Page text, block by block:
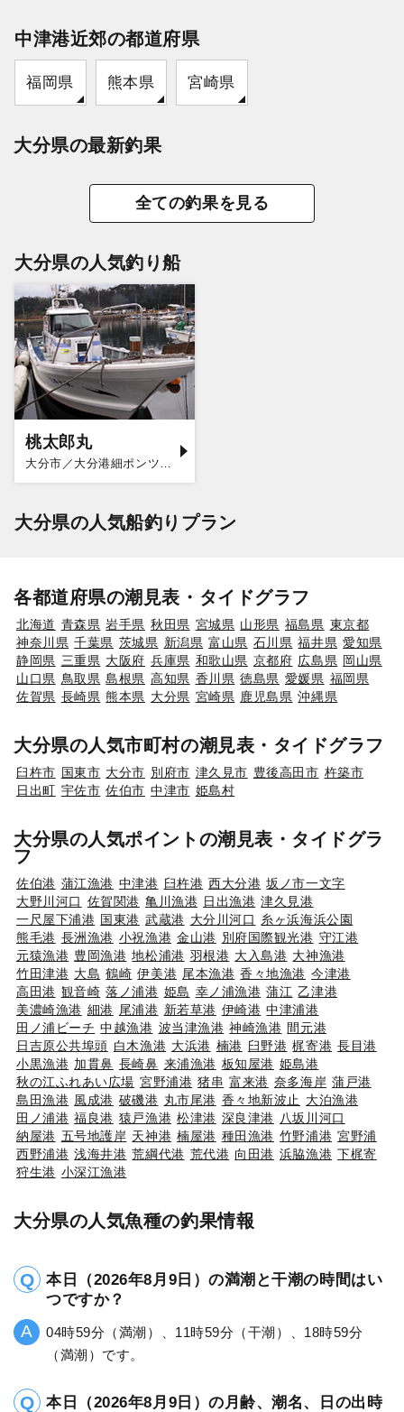
中津港近郊の都道府県
福岡県 熊本県 宮崎県
大分県の最新釣果
全ての釣果を見る
大分県の人気釣り船
桃太郎丸
大分県の人気船釣りプラン
各都道府県の潮見表・タイドグラフ
北海道 青森県 岩手県 秋田県 宮城県 山形県 福島県 東京都
神奈川県 千葉県 茨城県 新潟県 富山県 石川県 福井県 愛知県
静岡県 三重県 大阪府 兵庫県 和歌山県 京都府 広島県 岡山県
山口県 鳥取県 島根県 高知県 香川県 徳島県 愛媛県 福岡県
佐賀県 長崎県 熊本県 大分県 宮崎県 鹿児島県 沖縄県
大分県の人気市町村の潮見表・タイドグラフ
臼杵市 国東市 大分市 別府市 津久見市 豊後高田市 杵築市
日出町 宇佐市 佐伯市 中津市 姫島村
大分県の人気ポイントの潮見表・タイドグラ
フ
佐伯港 蒲江漁港 中津港 臼杵港 西大分港 坂ノ市一文字
大野川河口 佐賀関港 亀川漁港 日出漁港 津久見港
一尺屋下浦港 国東港 武蔵港 大分川河口 糸ヶ浜海浜公園
熊毛港 長洲漁港 小祝漁港 金山港 別府国際観光港 守江港
元猿漁港 豊岡漁港 地松浦港 羽根港 大入島港 大神漁港
竹田津港 大島 鶴崎 伊美港 尾本漁港 香々地漁港 今津港
高田港 観音崎 落ノ浦港 姫島 幸ノ浦漁港 蒲江 乙津港
美濃崎漁港 細港 尾浦港 新若草港 伊崎港 中津浦港
田ノ浦ビーチ 中越漁港 波当津漁港 神崎漁港 間元港
日吉原公共埠頭 白木漁港 大浜港 楠港 臼野港 梶寄港 長目港
小黒漁港 加貫鼻 長崎鼻 来浦漁港 板知屋港 姫島港
秋の江ふれあい広場 宮野浦港 猪串 富来港 奈多海岸 蒲戸港
島田漁港 風成港 破磯港 丸市尾港 香々地新波止
大泊漁港
田ノ浦港 福良港 猿戸漁港 松津港 深良津港 八坂川河口
納屋港 五号地護岸 天神港 楠屋港 種田漁港 竹野浦港 宮野浦
西野浦港 浅海井港 荒綱代港 荒代港 向田港 浜脇漁港 下梶寄
狩生港 小深江漁港
大分県の人気魚種の釣果情報
本日（2026年8月9日）の満潮と干潮の時間はい
つですか？
04時59分（満潮）、11時59分（干潮）、18時59分
（満潮）です。
本日（2026年8月9日）の月齢、潮名、日の出時